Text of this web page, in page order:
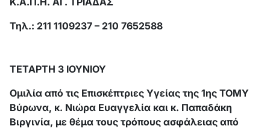
Τηλ.: 211 1109237 – 210 7652588
ΤΕΤΑΡΤΗ 3 ΙΟΥΝΙΟΥ
Ομιλία από τις Επισκέπτριες Υγείας της 1ης ΤΟΜΥ
Βύρωνα, κ. Νιώρα Ευαγγελία και κ. Παπαδάκη
Βιργινία, με θέμα τους τρόπους ασφάλειας από